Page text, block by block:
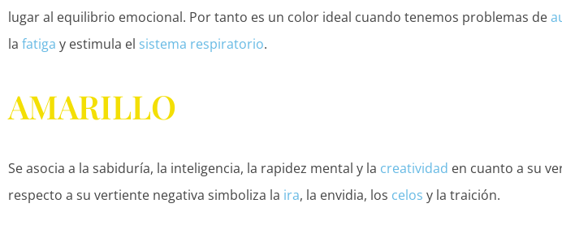
lugar al equilibrio emocional. Por tanto es un color ideal cuando tenemos problemas de
la fatiga y estimula el sistema respiratorio.
AMARILLO
Se asocia a la sabiduría, la inteligencia, la rapidez mental y la creatividad en cuanto a su
respecto a su vertiente negativa simboliza la ira, la envidia, los celos y la traición.